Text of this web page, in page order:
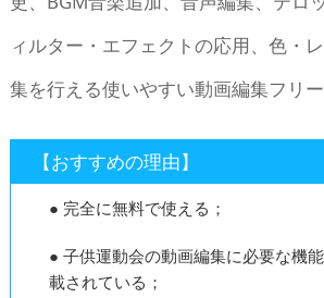
ィルター・エフェクトの応用、色・
集を行える使いやすい動画編集フリー
【おすすめの理由】
● 完全に無料で使える；
● 子供運動会の動画編集に必要な機
載されている；